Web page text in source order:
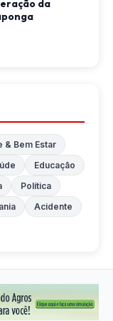
da
& Bem Estar
Educação
Política
Acidente